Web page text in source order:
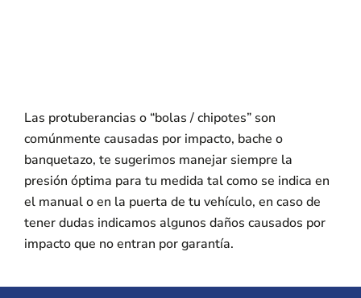
Las protuberancias o “bolas / chipotes” son
comúnmente causadas por impacto, bache o
banquetazo, te sugerimos manejar siempre la
presión óptima para tu medida tal como se indica en
el manual o en la puerta de tu vehículo, en caso de
tener dudas indicamos algunos daños causados por
impacto que no entran por garantía.